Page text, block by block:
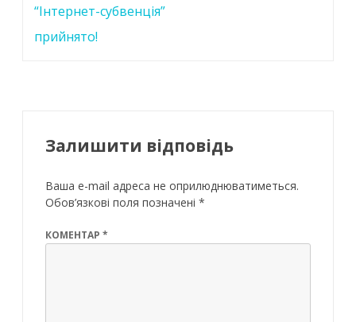
k p
“Інтернет-субвенція”
прийнято!
Залишити відповідь
Ваша e-mail адреса не оприлюднюватиметься.
Обов’язкові поля позначені *
КОМЕНТАР *